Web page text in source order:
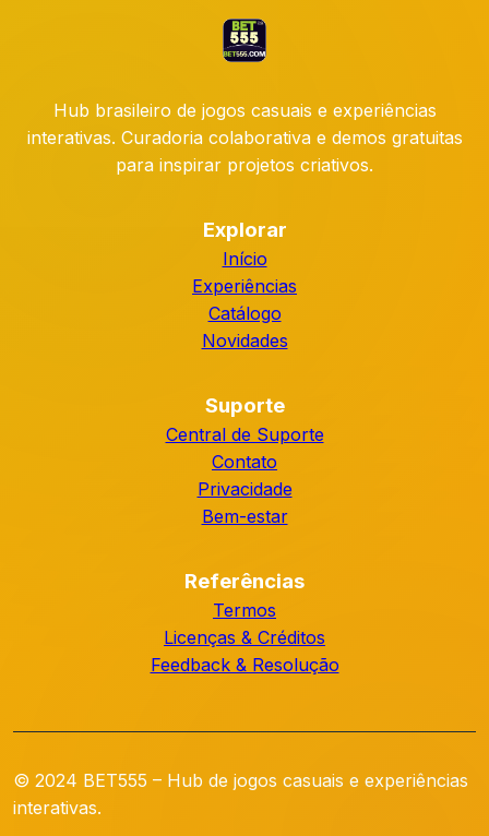
Hub brasileiro de jogos casuais e experiências
interativas. Curadoria colaborativa e demos gratuitas
para inspirar projetos criativos.
Explorar
Início
Experiências
Catálogo
Novidades
Suporte
Central de Suporte
Contato
Privacidade
Bem-estar
Referências
Termos
Licenças & Créditos
Feedback & Resolução
© 2024 BET555 – Hub de jogos casuais e experiências
interativas.